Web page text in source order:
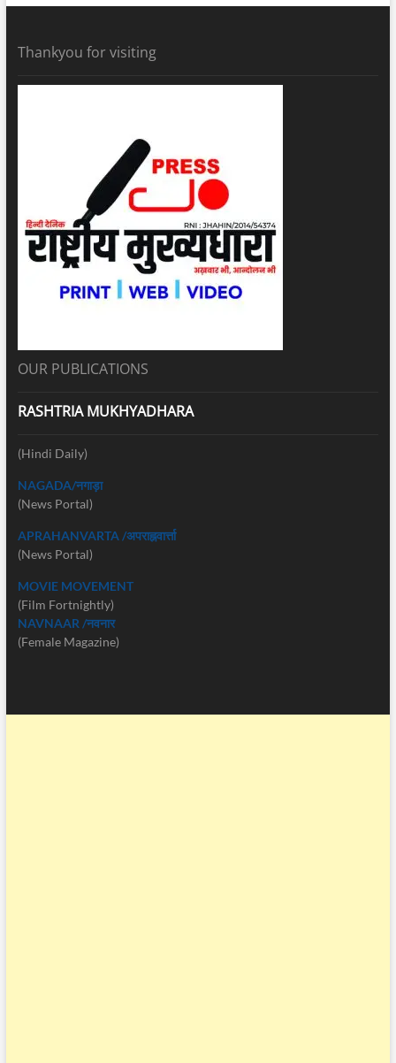
Thankyou for visiting
OUR PUBLICATIONS
RASHTRIA MUKHYADHARA
(Hindi Daily)
NAGADA/नगाड़ा
(News Portal)
APRAHANVARTA /अपराह्नवार्त्ता
(News Portal)
MOVIE MOVEMENT
(Film Fortnightly)
NAVNAAR /नवनार
(Female Magazine)